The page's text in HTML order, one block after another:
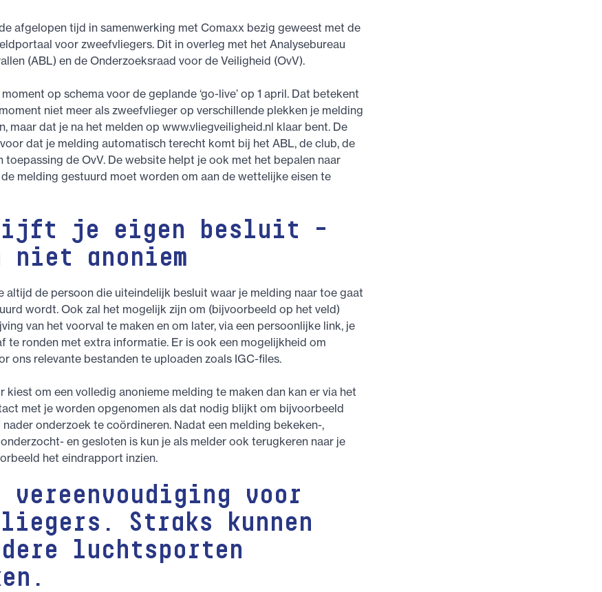
afgelopen tijd in samenwerking met Comaxx bezig geweest met de
voor zweefvliegers. Dit in overleg met het Analysebureau
(ABL) en de Onderzoeksraad voor de Veiligheid (OvV).
op schema voor de geplande ‘go-live’ op 1 april. Dat betekent
niet meer als zweefvlieger op verschillende plekken je melding
maar dat je na het melden op www.vliegveiligheid.nl klaar bent. De
dat je melding automatisch terecht komt bij het ABL, de club, de
toepassing de OvV. De website helpt je ook met het bepalen naar
melding gestuurd moet worden om aan de wettelijke eisen te
je eigen besluit –
niet anoniem
altijd de persoon die uiteindelijk besluit waar je melding naar toe gaat
wordt. Ook zal het mogelijk zijn om (bijvoorbeeld op het veld)
van het voorval te maken en om later, via een persoonlijke link, je
te ronden met extra informatie. Er is ook een mogelijkheid om
ons relevante bestanden te uploaden zoals IGC-files.
kiest om een volledig anonieme melding te maken dan kan er via het
met je worden opgenomen als dat nodig blijkt om bijvoorbeeld
onderzoek te coördineren. Nadat een melding bekeken-,
en gesloten is kun je als melder ook terugkeren naar je
het eindrapport inzien.
vereenvoudiging voor
Straks kunnen
luchtsporten